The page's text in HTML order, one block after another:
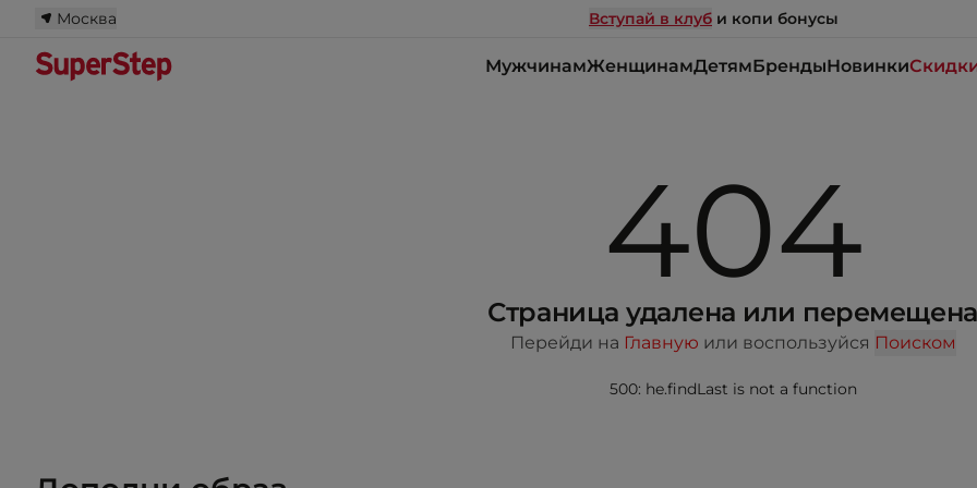
Москва Вступай в клуб и копи бонусы
МужчинамЖенщинамДетямБрендыНовинки
404
Страница удалена или перемещена
Перейди на Главную или воспользуйся Поиском
500: he.findLast is not a function